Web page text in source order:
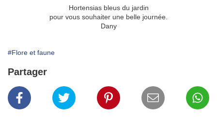
Hortensias bleus du jardin
pour vous souhaiter une belle journée.
Dany
#Flore et faune
Partager